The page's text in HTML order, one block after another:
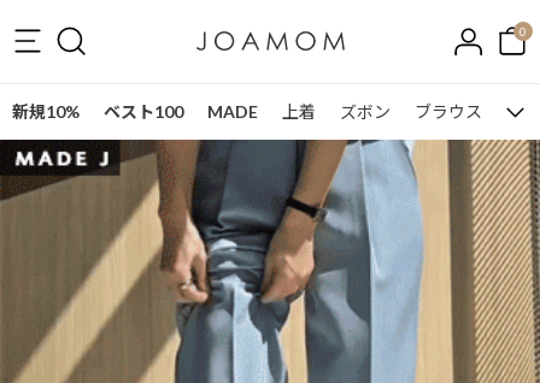
0
新規10% ベスト100 MADE 上着 ズボン ブラウス ワ